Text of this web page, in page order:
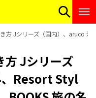
方 Jシリーズ（国内）、aruco 海
方 Jシリーズ
、Resort Styl